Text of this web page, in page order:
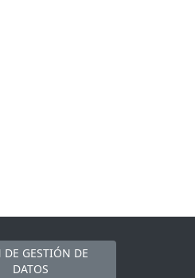
DE GESTIÓN DE
DATOS